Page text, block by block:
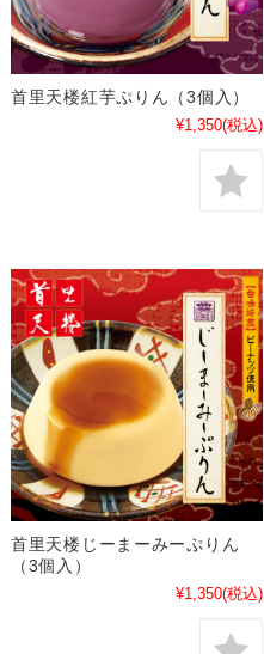
首里天楼紅芋ぷりん（3個入）
¥1,350(税込)
首里天楼じーまーみーぷりん
（3個入）
¥1,350(税込)